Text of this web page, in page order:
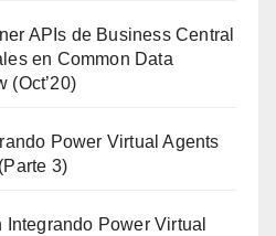
APIs de Business Central
en Common Data
(Oct’20)
Power Virtual Agents
3)
Integrando Power Virtual